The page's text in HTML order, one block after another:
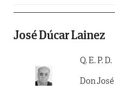
José Dúcar Lainez
Q. E. P. D.
Don